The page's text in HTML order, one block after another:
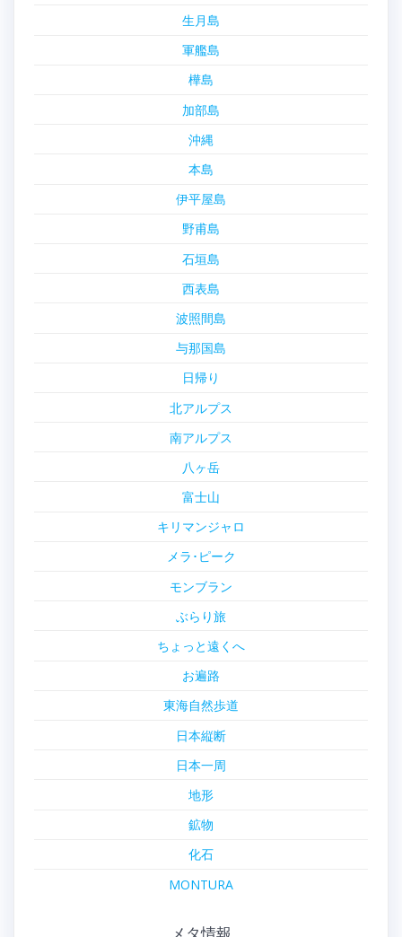
生月島
軍艦島
樺島
加部島
沖縄
本島
伊平屋島
野甫島
石垣島
西表島
波照間島
与那国島
日帰り
北アルプス
南アルプス
八ヶ岳
富士山
キリマンジャロ
メラ･ピーク
モンブラン
ぶらり旅
ちょっと遠くへ
お遍路
東海自然歩道
日本縦断
日本一周
地形
鉱物
化石
MONTURA